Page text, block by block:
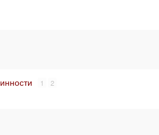
1 2